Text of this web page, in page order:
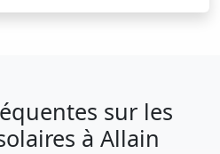
sur les
à Allain